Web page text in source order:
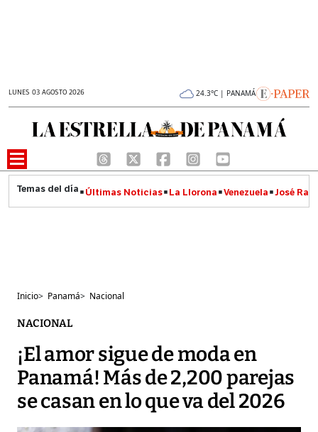
LUNES 03 AGOSTO 2026 24.3°C | PANAMÁ
Últimas Noticias La Llorona Venezuela José
Inicio> Panamá> Nacional
NACIONAL
¡El amor sigue de moda en
Panamá! Más de 2,200 parejas
se casan en lo que va del 2026